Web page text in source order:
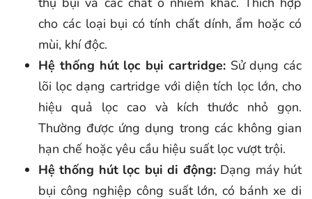
cho các loại bụi có tính chất dính, ẩm hoặc có
mùi, khí độc.
Hệ thống hút lọc bụi cartridge:Sử dụng các
lõi lọc dạng cartridge với diện tích lọc lớn, cho
hiệu quả lọc cao và kích thước nhỏ gọn.
Thường được ứng dụng trong các không gian
hạn chế hoặc yêu cầu hiệu suất lọc vượt trội.
Hệ thống hút lọc bụi di động:Dạng máy hút
bụi công nghiệp công suất lớn, có bánh xe di